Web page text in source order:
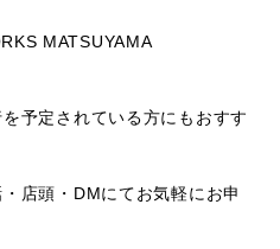
MATSUYAMA
予定されている方にもおすす
店頭・DMにてお気軽にお申